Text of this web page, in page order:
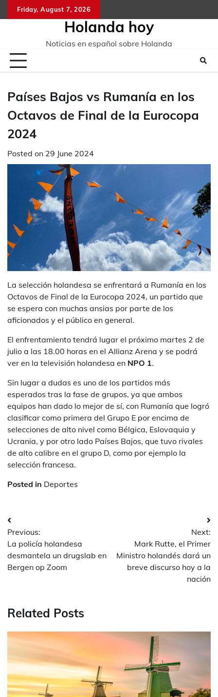
to
Friday, August 7, 2026
Holanda hoy
Noticias en español sobre Holanda
Países Bajos vs Rumanía en los
Octavos de Final de la Eurocopa
2024
Posted on 29 June 2024
La selección holandesa se enfrentará a Rumanía en los
Octavos de Final de la Eurocopa 2024, un partido que
se espera con muchas ansias por parte de los
aficionados y el público en general.
El enfrentamiento tendrá lugar el próximo martes 2 de
julio a las 18.00 horas en el Allianz Arena y se podrá
ver en la televisión holandesa en NPO 1.
Sin lugar a dudas es uno de los partidos más
esperados tras la fase de grupos, ya que ambos
equipos han dado lo mejor de sí, con Rumanía que logró
clasificar como primera del Grupo E por encima de
selecciones de alto nivel como Bélgica, Eslovaquia y
Ucrania, y por otro lado Países Bajos, que tuvo rivales
de alto calibre en el grupo D, como por ejemplo la
selección francesa.
Posted in Deportes
Post
navigation
Previous:
La policía holandesa
desmantela un drugslab en
Bergen op Zoom
Next:
Mark Rutte, el Primer
Ministro holandés dará un
breve discurso hoy a la
nación
Related Posts